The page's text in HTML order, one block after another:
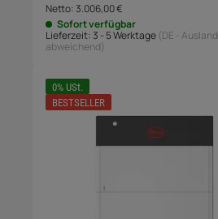
Netto:3.006,00€
Sofort verfügbar
Lieferzeit:3 - 5 Werktage (DE - Ausland
abweichend)
0% USt.
BESTSELLER